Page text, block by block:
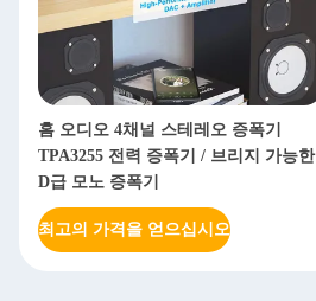
홈 오디오 4채널 스테레오 증폭기
TPA3255 전력 증폭기 / 브리지 가능한
D급 모노 증폭기
최고의 가격을 얻으십시오